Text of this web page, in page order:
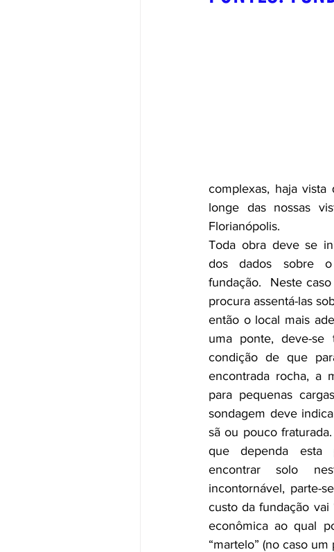
complexas, haja
longe das nossas
Florianópolis.
Toda obra deve se
dos dados sobre
fundação.  Neste
procura assentá-las
então o local mais
uma ponte, deve-se
condição de que
encontrada rocha, a
para pequenas
sondagem deve
sã ou pouco
que dependa
encontrar solo
incontornável, parte-
custo da fundação
econômica ao qual
“martelo” (no caso